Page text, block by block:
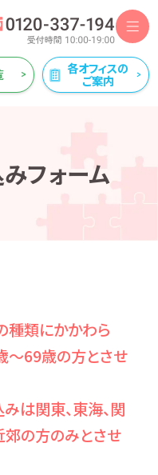
各オフィスの
ご案内
フォーム
種類にかかわら
～69歳の方とさせ
は関東、東海、関
郊の方のみとさせ